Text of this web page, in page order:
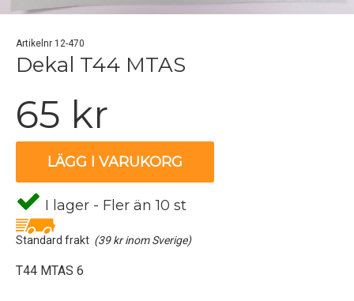
Artikelnr 12-470
Dekal T44 MTAS
65 kr
LÄGG I VARUKORG
I lager - Fler än 10 st
Standard frakt (39 kr inom Sverige)
T44 MTAS 6